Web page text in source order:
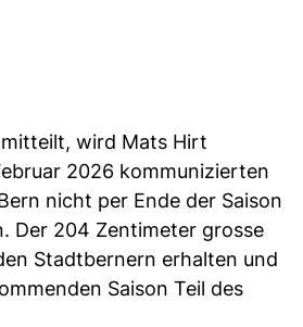
mitteilt, wird Mats Hirt
2026 kommunizierten
nicht per Ende der Saison
Der 204 Zentimeter grosse
Stadtbernern erhalten und
Saison Teil des